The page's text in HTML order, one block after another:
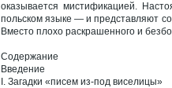
оказывается мистификацией.
польском языке — и представляют
Вместо плохо раскрашенного и
Содержание
Введение
I. Загадки «писем из-под виселицы»